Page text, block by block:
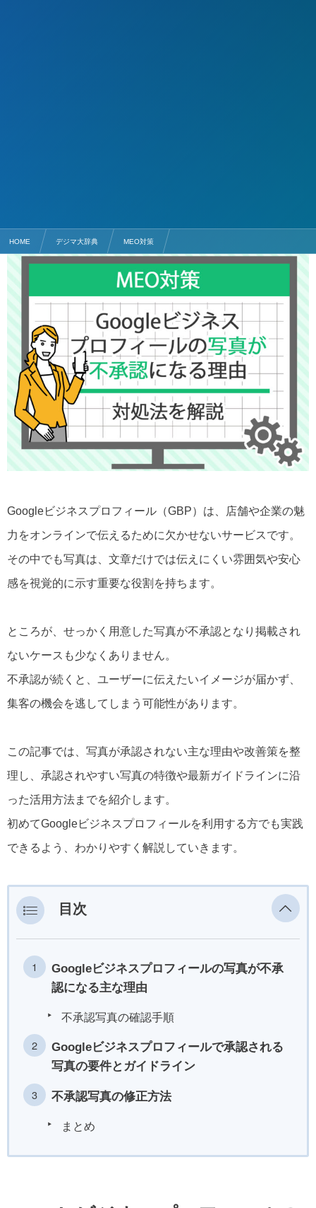
HOME デジマ大辞典 MEO対策
Googleビジネスプロフィールの写真が不承認になる理由と対処法を解説
Googleビジネスプロフィール（GBP）は、店舗や企業の魅
力をオンラインで伝えるために欠かせないサービスです。
その中でも写真は、文章だけでは伝えにくい雰囲気や安心
感を視覚的に示す重要な役割を持ちます。
ところが、せっかく用意した写真が不承認となり掲載され
ないケースも少なくありません。
不承認が続くと、ユーザーに伝えたいイメージが届かず、
集客の機会を逃してしまう可能性があります。
この記事では、写真が承認されない主な理由や改善策を整
理し、承認されやすい写真の特徴や最新ガイドラインに沿
った活用方法までを紹介します。
初めてGoogleビジネスプロフィールを利用する方でも実践
できるよう、わかりやすく解説していきます。
目次
Googleビジネスプロフィールの写真が不承
認になる主な理由
不承認写真の確認手順
Googleビジネスプロフィールで承認される
写真の要件とガイドライン
不承認写真の修正方法
まとめ